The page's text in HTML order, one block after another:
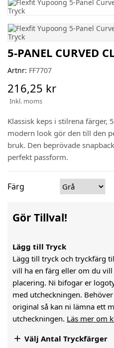
5-PANEL CURVED
Artnr: FF7707
216,25 kr
Inkl. moms
Klassisk keps i stilrena färger,
modern look gör den till den
bruk. Den beprövade
perfekt passform.
Färg
Gör Tillval!
Lägg till Tryck
Lägg till tryck och tryckfärg
vill ha en färg eller om du
placering. Ni bifogar er
med utcheckningen.
original så kan ni lämna ett
utcheckningen. Läs mer om
 Välj Antal Tryckfärger